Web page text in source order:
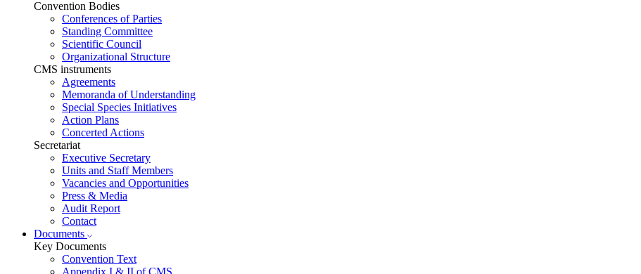
Convention Bodies
Conferences of Parties
Standing Committee
Scientific Council
Organizational Structure
CMS instruments
Agreements
Memoranda of Understanding
Special Species Initiatives
Action Plans
Concerted Actions
Secretariat
Executive Secretary
Units and Staff Members
Vacancies and Opportunities
Press & Media
Audit Report
Contact
Documents
Key Documents
Convention Text
Appendix I & II of CMS